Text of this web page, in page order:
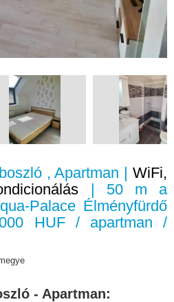
, Apartman | WiFi,
| 50 m a
Palace Élményfürdő
HUF / apartman /
- Apartman: